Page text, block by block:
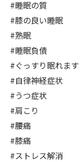
#睡眠の質
#膝の良い睡眠
#熟眠
#睡眠負債
#ぐっすり眠れます
#自律神経症状
#うつ症状
#肩こり
#腰痛
#膝痛
#ストレス解消